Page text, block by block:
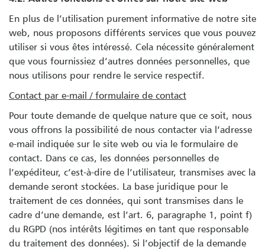
En plus de l’utilisation purement informative de notre site
web, nous proposons différents services que vous pouvez
utiliser si vous êtes intéressé. Cela nécessite généralement
que vous fournissiez d’autres données personnelles, que
nous utilisons pour rendre le service respectif.
Contact par e-mail / formulaire de contact
Pour toute demande de quelque nature que ce soit, nous
vous offrons la possibilité de nous contacter via l’adresse
e-mail indiquée sur le site web ou via le formulaire de
contact. Dans ce cas, les données personnelles de
l’expéditeur, c’est-à-dire de l’utilisateur, transmises avec la
demande seront stockées. La base juridique pour le
traitement de ces données, qui sont transmises dans le
cadre d’une demande, est l’art. 6, paragraphe 1, point f)
du RGPD (nos intérêts légitimes en tant que responsable
du traitement des données). Si l’objectif de la demande